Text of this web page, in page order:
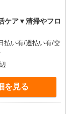
ケア▼清掃やフロ
払い有/週払い有/交
を見る